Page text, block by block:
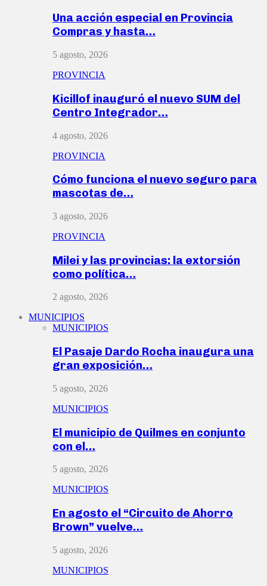
Una acción especial en Provincia
Compras y hasta…
5 agosto, 2026
PROVINCIA
Kicillof inauguró el nuevo SUM del
Centro Integrador…
4 agosto, 2026
PROVINCIA
Cómo funciona el nuevo seguro para
mascotas de…
3 agosto, 2026
PROVINCIA
Milei y las provincias: la extorsión
como política…
2 agosto, 2026
MUNICIPIOS
MUNICIPIOS
El Pasaje Dardo Rocha inaugura una
gran exposición…
5 agosto, 2026
MUNICIPIOS
El municipio de Quilmes en conjunto
con el…
5 agosto, 2026
MUNICIPIOS
En agosto el “Circuito de Ahorro
Brown” vuelve…
5 agosto, 2026
MUNICIPIOS